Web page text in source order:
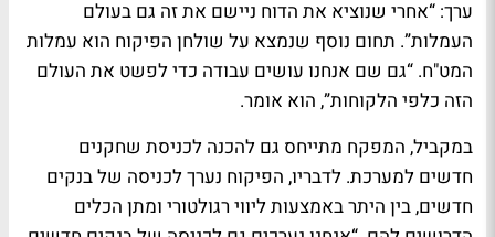
ערך: “אחרי שנוציא את הדוח ניישם את זה גם בעולם
העמלות”. תחום נוסף שנמצא על שולחן הפיקוח הוא עמלות
המט"ח. “גם שם אנחנו עושים עבודה כדי לפשט את העולם
הזה כלפי הלקוחות”, הוא אומר.
במקביל, המפקח מתייחס גם להכנה לכניסת שחקנים
חדשים למערכת. לדבריו, הפיקוח נערך לכניסה של בנקים
חדשים, בין היתר באמצעות ליווי רגולטורי ומתן הכלים